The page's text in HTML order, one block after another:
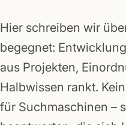
SEO &
Hier schreiben wir
begegnet:
aus Projekten,
Halbwissen rankt.
für Suchmaschinen –